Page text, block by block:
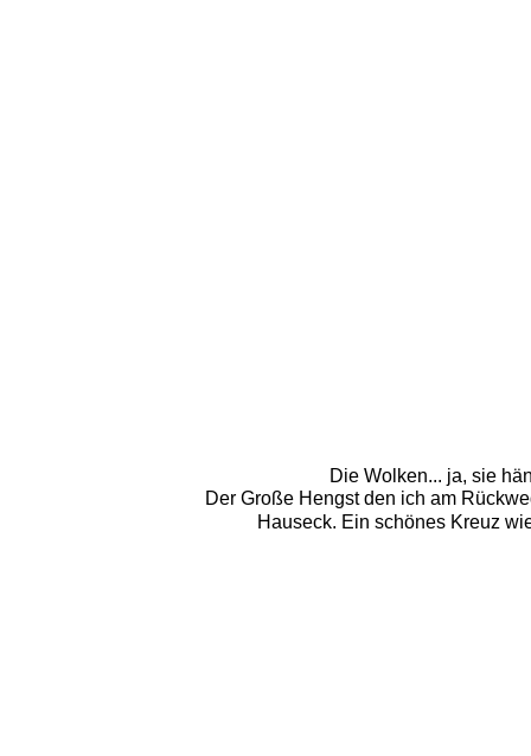
Die Wolken... ja, sie
Der Große Hengst den ich am
Hauseck. Ein schönes Kreuz